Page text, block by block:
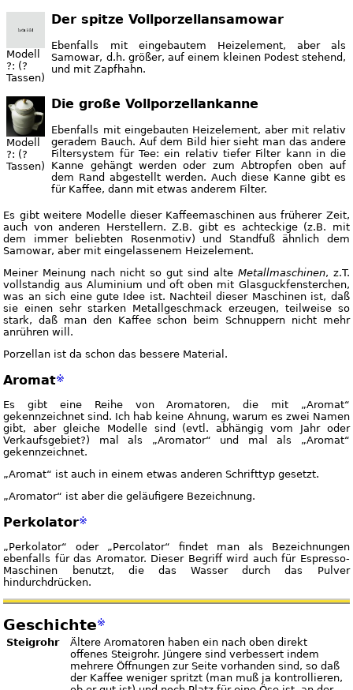
Modell
?: (?
Tassen)
Der spitze Vollporzellansamowar
Ebenfalls mit eingebautem Heizelement, aber als
Samowar, d.h. größer, auf einem kleinen Podest stehend,
und mit Zapfhahn.
Modell
?: (?
Tassen)
Die große Vollporzellankanne
Ebenfalls mit eingebauten Heizelement, aber mit relativ
geradem Bauch. Auf dem Bild hier sieht man das andere
Filtersystem für Tee: ein relativ tiefer Filter kann in die
Kanne gehängt werden oder zum Abtropfen oben auf
dem Rand abgestellt werden. Auch diese Kanne gibt es
für Kaffee, dann mit etwas anderem Filter.
Es gibt weitere Modelle dieser Kaffeemaschinen aus früherer Zeit,
auch von anderen Herstellern. Z.B. gibt es achteckige (z.B. mit
dem immer beliebten Rosenmotiv) und Standfuß ähnlich dem
Samowar, aber mit eingelassenem Heizelement.
Meiner Meinung nach nicht so gut sind alte Metallmaschinen, z.T.
vollstandig aus Aluminium und oft oben mit Glasguckfensterchen,
was an sich eine gute Idee ist. Nachteil dieser Maschinen ist, daß
sie einen sehr starken Metallgeschmack erzeugen, teilweise so
stark, daß man den Kaffee schon beim Schnuppern nicht mehr
anrühren will.
Porzellan ist da schon das bessere Material.
Aromat※
Es gibt eine Reihe von Aromatoren, die mit „Aromat“
gekennzeichnet sind. Ich hab keine Ahnung, warum es zwei Namen
gibt, aber gleiche Modelle sind (evtl. abhängig vom Jahr oder
Verkaufsgebiet?) mal als „Aromator“ und mal als „Aromat“
gekennzeichnet.
„Aromat“ ist auch in einem etwas anderen Schrifttyp gesetzt.
„Aromator“ ist aber die geläufigere Bezeichnung.
Perkolator※
„Perkolator“ oder „Percolator“ findet man als Bezeichnungen
ebenfalls für das Aromator. Dieser Begriff wird auch für Espresso-
Maschinen benutzt, die das Wasser durch das Pulver
hindurchdrücken.
Geschichte※
Steigrohr
Ältere Aromatoren haben ein nach oben direkt
offenes Steigrohr. Jüngere sind verbessert indem
mehrere Öffnungen zur Seite vorhanden sind, so daß
der Kaffee weniger spritzt (man muß ja kontrollieren,